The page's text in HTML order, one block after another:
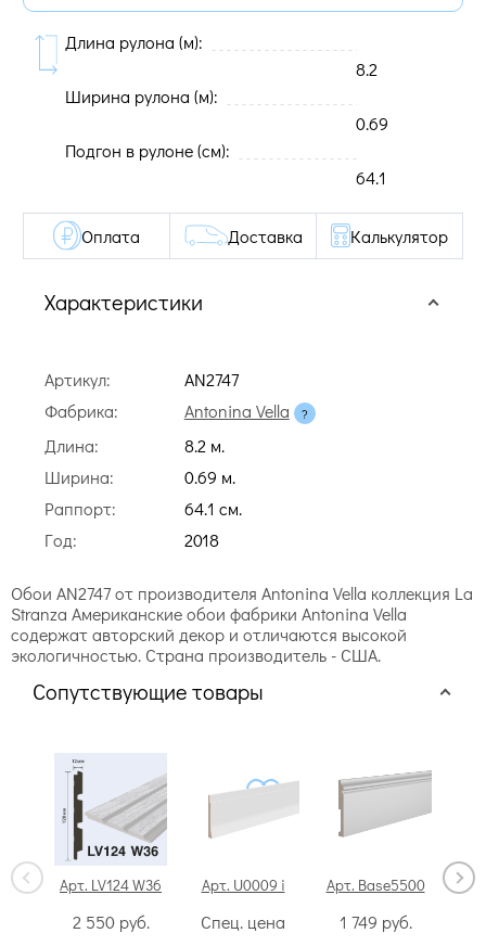
Длина рулона (м):
8.2
Ширина рулона (м):
0.69
Подгон в рулоне (cм):
64.1
Характеристики
Артикул:
AN2747
Фабрика:
Antonina Vella
Длина:
8.2 м.
Ширина:
0.69 м.
Раппорт:
64.1 cм.
Год:
2018
Оплата Доставка Калькулятор
Обои AN2747 от производителя Antonina Vella коллекция La
Stranza Американские обои фабрики Antonina Vella
содержат авторский декор и отличаются высокой
экологичностью. Страна производитель - США.
Сопутствующие товары
Арт. LV124 W36
2 550 руб.
Арт. U0009 i
Спец. цена
Арт. Base5500
1 749 руб.